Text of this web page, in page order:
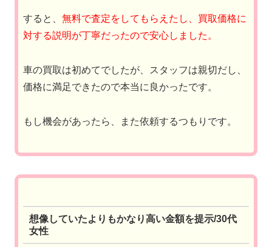
すると、 無料で査定をしてもらえたし、買取価格に
対する説明が丁寧だったので安心しました。
車の買取は初めてでしたが、スタッフは親切だし、
価格に満足できたので本当に良かったです。
もし機会があったら、また依頼するつもりです。
想像していたよりもかなり高い金額を提示/30代
女性